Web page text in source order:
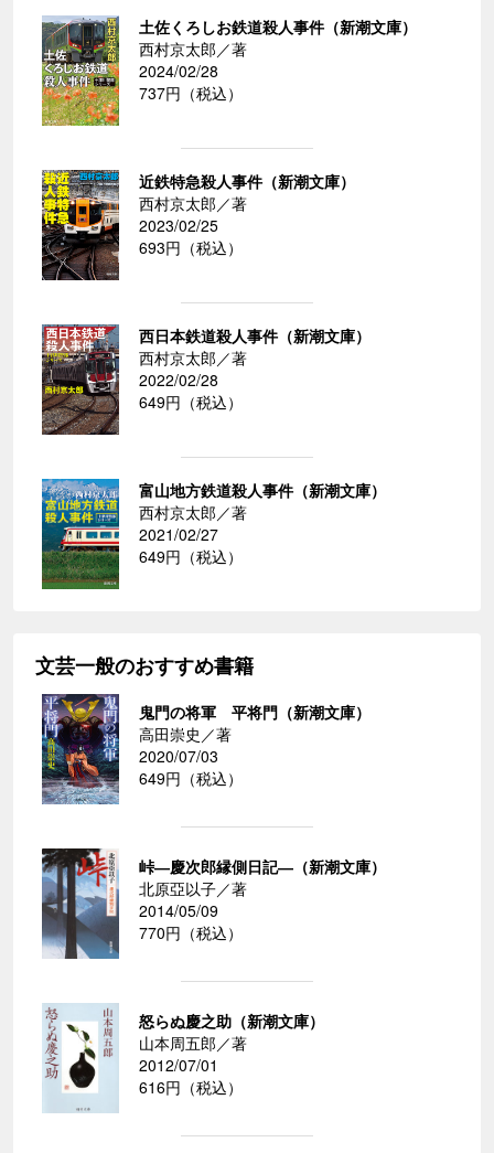
土佐くろしお鉄道殺人事件（新潮文庫）
西村京太郎／著
2024/02/28
737円（税込）
近鉄特急殺人事件（新潮文庫）
西村京太郎／著
2023/02/25
693円（税込）
西日本鉄道殺人事件（新潮文庫）
西村京太郎／著
2022/02/28
649円（税込）
富山地方鉄道殺人事件（新潮文庫）
西村京太郎／著
2021/02/27
649円（税込）
文芸一般のおすすめ書籍
鬼門の将軍 平将門（新潮文庫）
高田崇史／著
2020/07/03
649円（税込）
峠―慶次郎縁側日記―（新潮文庫）
北原亞以子／著
2014/05/09
770円（税込）
怒らぬ慶之助（新潮文庫）
山本周五郎／著
2012/07/01
616円（税込）